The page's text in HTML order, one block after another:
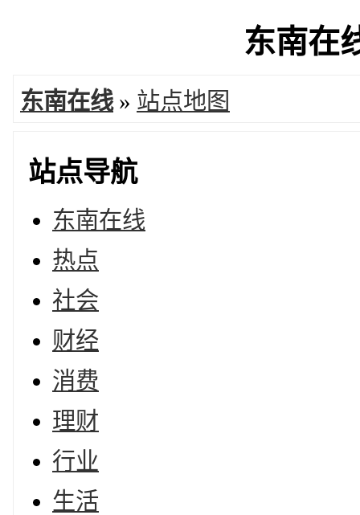
东南在
东南在线» 站点地图
站点导航
东南在线
热点
社会
财经
消费
理财
行业
生活